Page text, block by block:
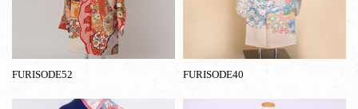
FURISODE52 FURISODE40